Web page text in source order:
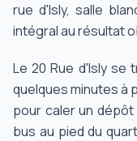
rue d'Isly, salle
intégral au résultat
Le 20 Rue d'Isly se
quelques minutes à
pour caler un
bus au pied du